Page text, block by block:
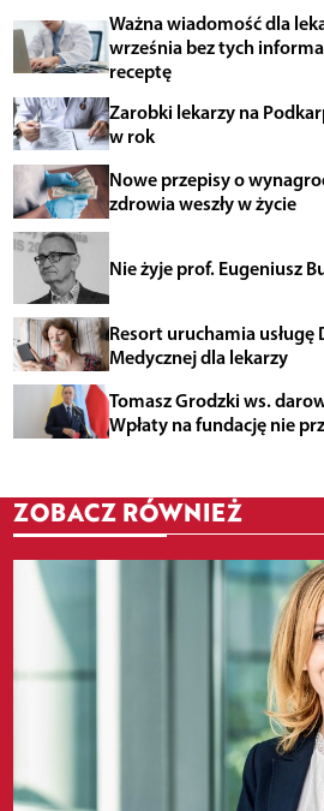
Ważna wiadomość dla
września bez tych
receptę
Zarobki lekarzy na
w rok
Nowe przepisy o
zdrowia weszły w życie
Nie żyje prof. Eugeniusz
Resort uruchamia usługę
Medycznej dla lekarzy
Tomasz Grodzki ws.
Wpłaty na fundację nie
ZOBACZ RÓWNIEŻ